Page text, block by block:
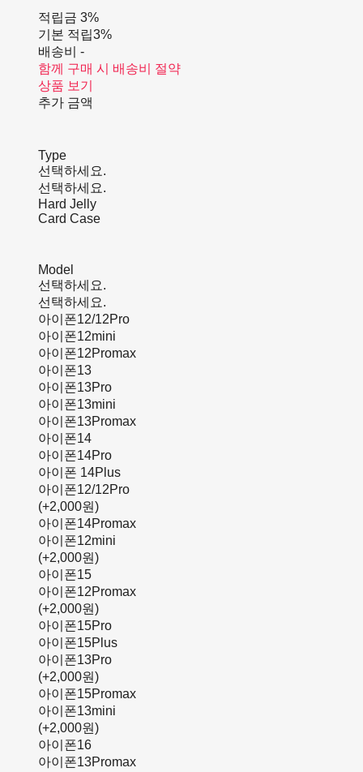
적립금 3%
기본 적립3%
배송비 -
함께 구매 시 배송비 절약
상품 보기
추가 금액
Type
선택하세요.
선택하세요.
Hard Jelly
Card Case
Model
선택하세요.
선택하세요.
아이폰12/12Pro
아이폰12mini
아이폰12Promax
아이폰13
아이폰13Pro
아이폰13mini
아이폰13Promax
아이폰14
아이폰14Pro
아이폰 14Plus
아이폰12/12Pro
(+2,000원)
아이폰14Promax
아이폰12mini
(+2,000원)
아이폰15
아이폰12Promax
(+2,000원)
아이폰15Pro
아이폰15Plus
아이폰13Pro
(+2,000원)
아이폰15Promax
아이폰13mini
(+2,000원)
아이폰16
아이폰13Promax